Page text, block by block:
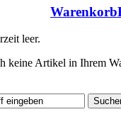
Warenkorb
leer.
keine Artikel in Ihrem